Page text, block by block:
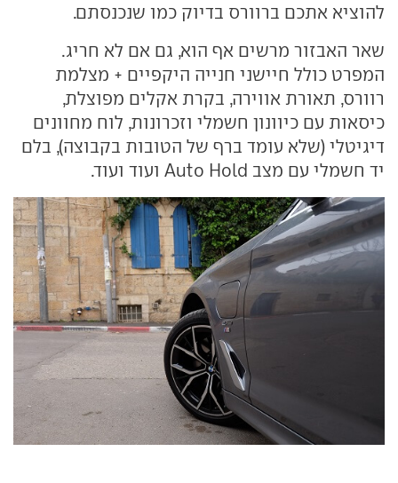
להוציא אתכם ברוורס בדיוק כמו שנכנסתם.
שאר האבזור מרשים אף הוא, גם אם לא חריג.
המפרט כולל חיישני חנייה היקפיים + מצלמת
רוורס, תאורת אווירה, בקרת אקלים מפוצלת,
כיסאות עם כיוונון חשמלי וזכרונות, לוח מחוונים
דיגיטלי (שלא עומד ברף של הטובות בקבוצה), בלם
יד חשמלי עם מצב Auto Hold ועוד ועוד.